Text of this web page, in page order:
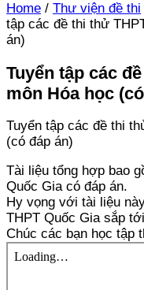
Home / Thư viện đề thi
tập các đề thi thử
án)
Tuyển tập các
môn Hóa học
Tuyển tập các đề thi
(có đáp án)
Tài liệu tổng hợp bao
Quốc Gia có đáp án.
Hy vọng với tài liệu
THPT Quốc Gia sắp
Chúc các bạn học tập